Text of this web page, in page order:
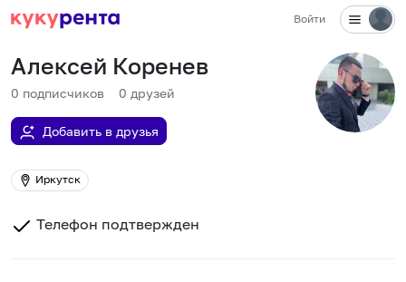
Войти
Алексей Коренев
0 подписчиков 0 друзей
Добавить в друзья
Иркутск
Телефон подтвержден